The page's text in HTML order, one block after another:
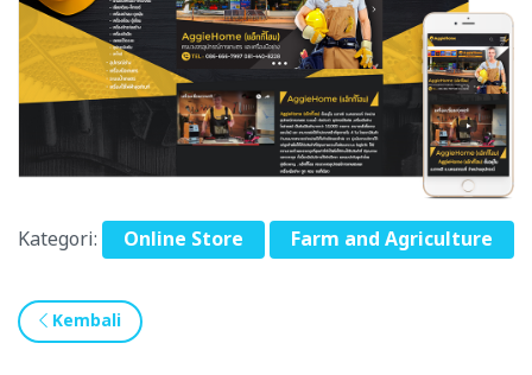
Kategori: Online Store Farm and Agriculture
Kembali